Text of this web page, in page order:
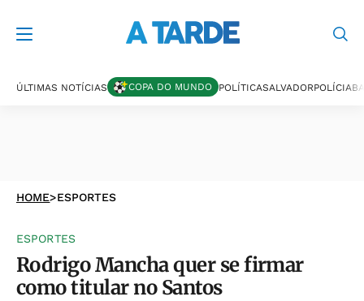
ÚLTIMAS NOTÍCIAS COPA DO MUNDO POLÍTICASALVADORPOLÍCIA
HOME>ESPORTES
ESPORTES
Rodrigo Mancha quer se firmar
como titular no Santos